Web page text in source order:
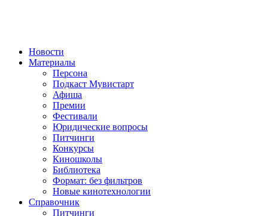
Новости
Материалы
Персона
Подкаст Мувистарт
Афиша
Премии
Фестивали
Юридические вопросы
Питчинги
Конкурсы
Киношколы
Библиотека
Формат: без фильтров
Новые кинотехнологии
Справочник
Питчинги